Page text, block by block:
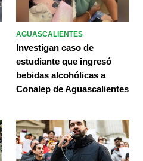
AGUASCALIENTES
Investigan caso de
estudiante que ingresó
bebidas alcohólicas a
Conalep de Aguascalientes